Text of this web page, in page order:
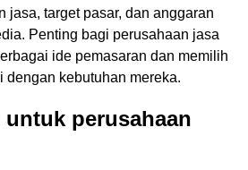
jasa, target pasar, dan anggaran
Penting bagi perusahaan jasa
ide pemasaran dan memilih
dengan kebutuhan mereka.
perusahaan